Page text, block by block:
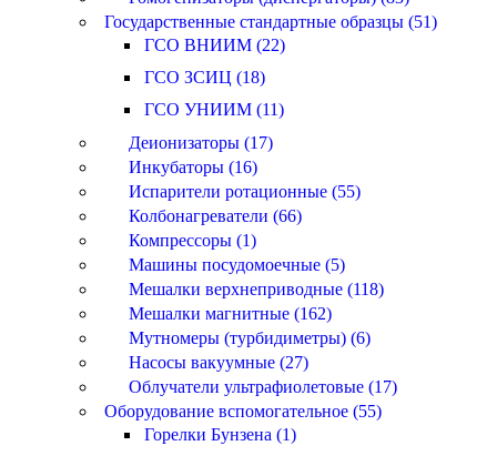
Государственные стандартные образцы (51)
ГСО ВНИИМ (22)
ГСО ЗСИЦ (18)
ГСО УНИИМ (11)
Деионизаторы (17)
Инкубаторы (16)
Испарители ротационные (55)
Колбонагреватели (66)
Компрессоры (1)
Машины посудомоечные (5)
Мешалки верхнеприводные (118)
Мешалки магнитные (162)
Мутномеры (турбидиметры) (6)
Насосы вакуумные (27)
Облучатели ультрафиолетовые (17)
Оборудование вспомогательное (55)
Горелки Бунзена (1)